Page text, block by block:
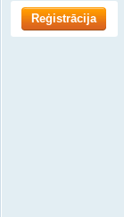
Reģistrācija